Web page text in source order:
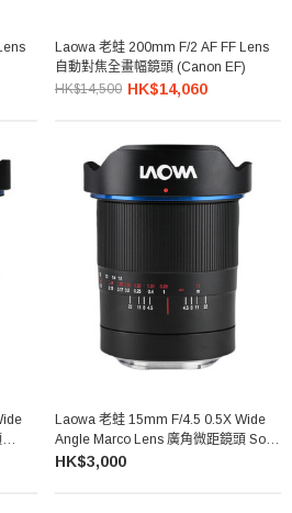
Laowa 老蛙 200mm F/2 AF FF Lens
自動對焦全畫幅鏡頭 (Canon EF)
HK$14,500 HK$14,060
Laowa 老蛙 15mm F/4.5 0.5X Wide
Angle Marco Lens 廣角微距鏡頭 Sony
E
HK$3,000